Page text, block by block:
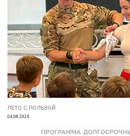
ЛЕТО С ПОЛЬЗОЙ
04.08.2026